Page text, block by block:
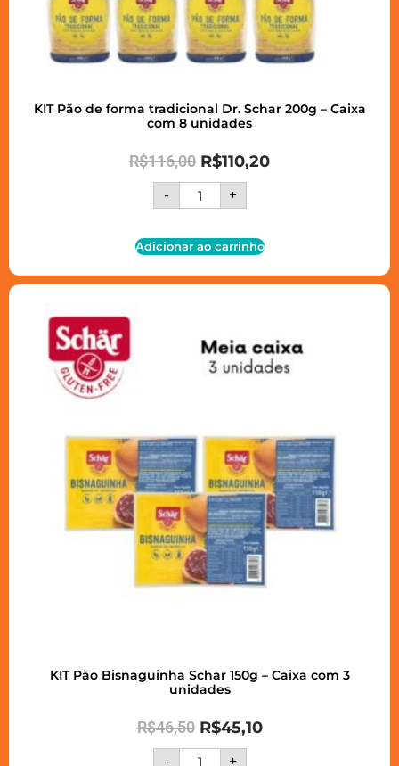
KIT Pão de forma tradicional Dr. Schar 200g – Caixa
com 8 unidades
R$116,00 R$110,20
- +
Adicionar ao carrinho
KIT Pão Bisnaguinha Schar 150g – Caixa com 3
unidades
R$46,50 R$45,10
- +